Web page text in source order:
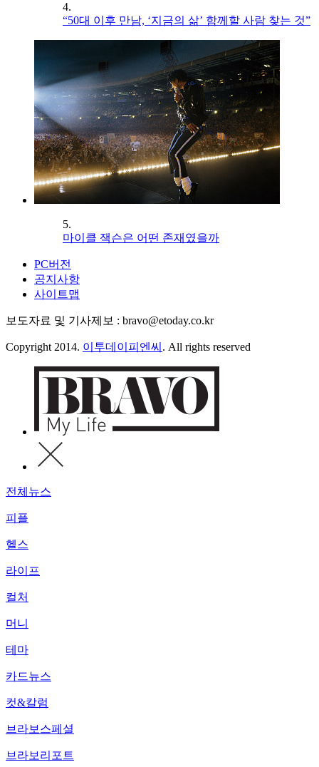
4.
“50대 이후 만남, ‘지금의 삶’ 함께할 사람 찾는 것”
5.
마이클 잭슨은 어떤 존재였을까
PC버전
공지사항
사이트맵
보도자료 및 기사제보 : bravo@etoday.co.kr
Copyright 2014. 이투데이피엔씨 . All rights reserved
전체뉴스
피플
헬스
라이프
컬처
머니
테마
카드뉴스
컷&칼럼
브라보스페셜
브라보리포트